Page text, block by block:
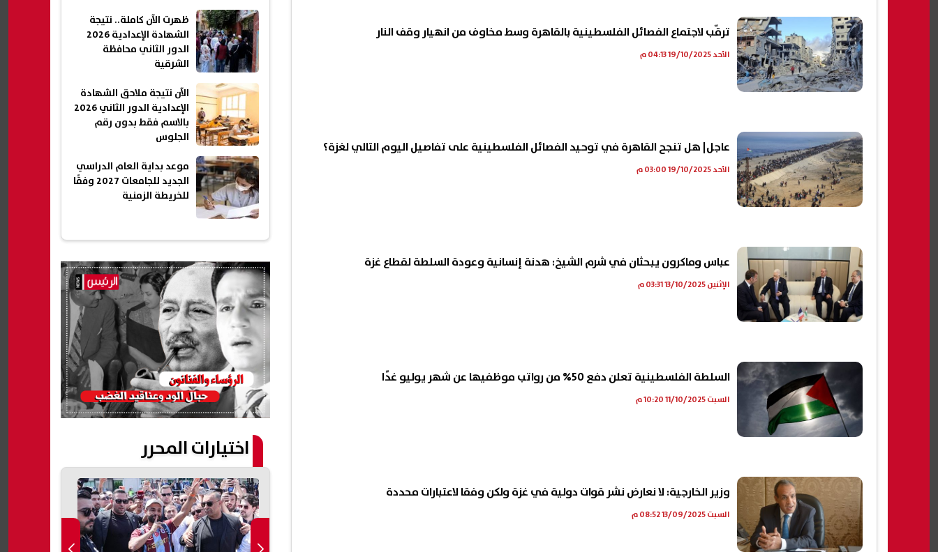
ترقّب لاجتماع الفصائل الفلسطينية بالقاهرة وسط مخاوف من انهيار وقف النار
الأحد 19/10/2025 04:13 م
عاجل| هل تنجح القاهرة في توحيد الفصائل الفلسطينية على تفاصيل اليوم التالي لغزة؟
الأحد 19/10/2025 03:00 م
عباس وماكرون يبحثان في شرم الشيخ: هدنة إنسانية وعودة السلطة لقطاع غزة
الإثنين 13/10/2025 03:31 م
السلطة الفلسطينية تعلن دفع 50% من رواتب موظفيها عن شهر يوليو غدًا
السبت 11/10/2025 10:20 م
وزير الخارجية: لا نعارض نشر قوات دولية في غزة ولكن وفقا لاعتبارات محددة
السبت 13/09/2025 08:52 م
ظهرت الآن كاملة.. نتيجة
الشهادة الإعدادية 2026
الدور الثاني محافظة
الشرقية
الآن نتيجة ملاحق الشهادة
الإعدادية الدور الثاني 2026
بالاسم فقط بدون رقم
الجلوس
موعد بداية العام الدراسي
الجديد للجامعات 2027 وفقًا
للخريطة الزمنية
اختيارات المحرر